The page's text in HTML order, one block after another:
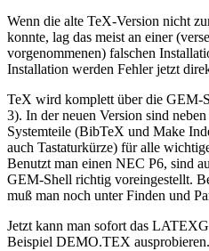
Wenn die alte TeX-Version nicht
konnte, lag das meist an einer
vorgenommenen) falschen
Installation werden Fehler jetzt
TeX wird komplett über die GEM-
3). In der neuen Version sind
Systemteile (BibTeX und Make
auch Tastaturkürze) für alle
Benutzt man einen NEC P6, sind
GEM-Shell richtig voreingestellt.
muß man noch unter Finden und
Jetzt kann man sofort das
Beispiel DEMO.TEX ausprobieren.